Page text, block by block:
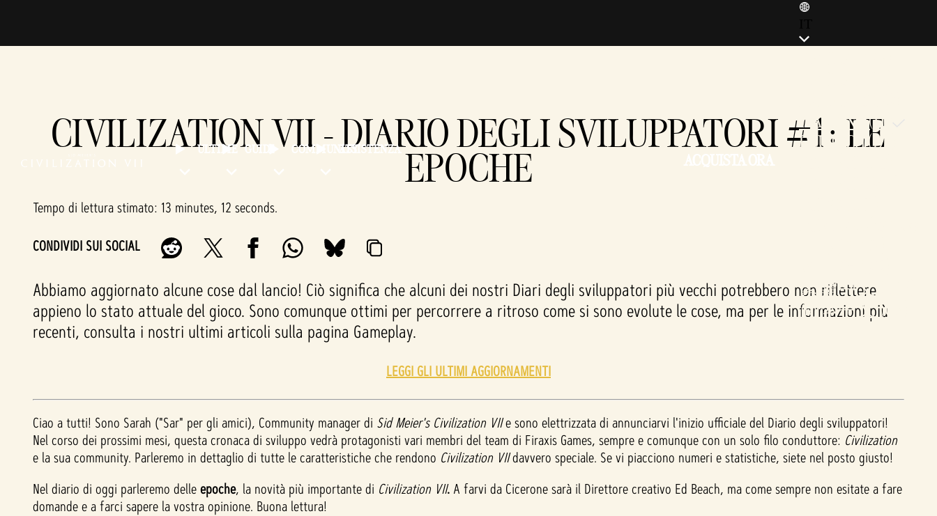
ULTIME GUIDE COMMUNITYASSISTENZA
ITALIANO (IT)
DEUTSCH (DE)
繁體中文 (TW)
简体中文 (CN)
CIVILIZATION VII - DIARIO DEGLI SVILUPPATORI #1: LE
EPOCHE
Tempo di lettura stimato 13 minutes, 12 seconds
CONDIVIDI SUI SOCIAL
Abbiamo aggiornato alcune cose dal lancio! Ciò significa che alcuni dei nostri Diari degli sviluppatori più vecchi potrebbero non riflettere
appieno lo stato attuale del gioco. Sono comunque ottimi per percorrere a ritroso come si sono evolute le cose, ma per le informazioni più
recenti, consulta i nostri ultimi articoli sulla pagina Gameplay.
LEGGI GLI ULTIMI AGGIORNAMENTI
Ciao a tutti! Sono Sarah ("Sar" per gli amici), Community manager di Sid Meier's Civilization VIIe sono elettrizzata di annunciarvi l'inizio ufficiale del Diario degli sviluppatori!
Nel corso dei prossimi mesi, questa cronaca di sviluppo vedrà protagonisti vari membri del team di Firaxis Games, sempre e comunque con un solo filo conduttore: Civilization
e la sua community. Parleremo in dettaglio di tutte le caratteristiche che rendono Civilization VIIdavvero speciale. Se vi piacciono numeri e statistiche, siete nel posto giusto!
Nel diario di oggi parleremo delleepoche, la novità più importante di Civilization VII. A farvi da Cicerone sarà il Direttore creativo Ed Beach, ma come sempre non esitate a fare
domande e a farci sapere la vostra opinione. Buona lettura!